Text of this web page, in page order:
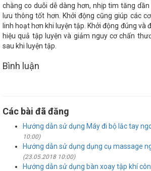
chằng co duỗi dễ dàng hơn, nhịp tim tăng
lưu thông tốt hơn. Khởi động cũng giúp các
linh hoạt hơn khi luyện tập. Khởi động đúng và
hiệu quả tập luyện và giảm nguy cơ chấn
sau khi luyện tập.
Bình luận
Các bài đã đăng
Hướng dẫn sử dụng Máy đi bộ lắc tay
10:00)
Hướng dẫn sử dụng dụng cụ massage
(23.05.2018 10:00)
Hướng dẫn sử dụng bàn xoay tập khí